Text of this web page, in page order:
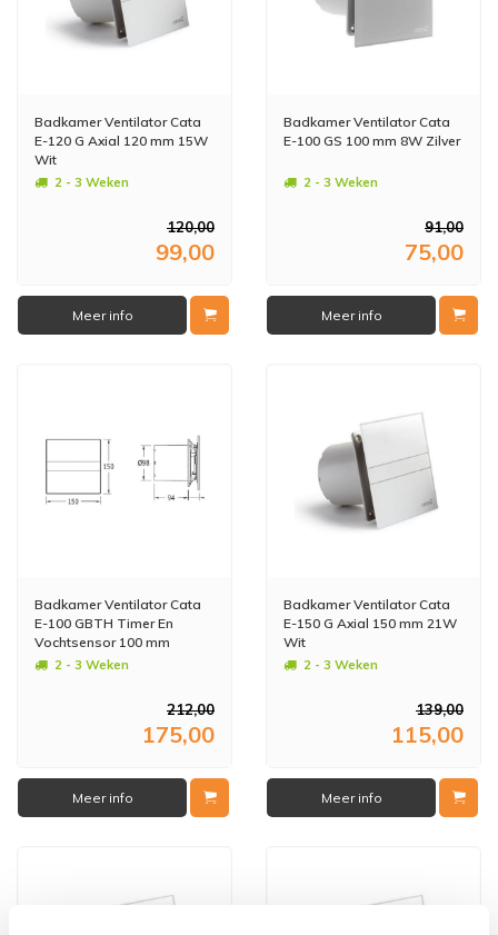
Badkamer Ventilator Cata
E-120 G Axial 120 mm 15W
Wit
2 - 3 Weken
120,00
99,00
Meer info
Badkamer Ventilator Cata
E-100 GS 100 mm 8W Zilver
2 - 3 Weken
91,00
75,00
Meer info
Badkamer Ventilator Cata
E-100 GBTH Timer En
Vochtsensor 100 mm
4W/8W Wit
2 - 3 Weken
212,00
175,00
Meer info
Badkamer Ventilator Cata
E-150 G Axial 150 mm 21W
Wit
2 - 3 Weken
139,00
115,00
Meer info